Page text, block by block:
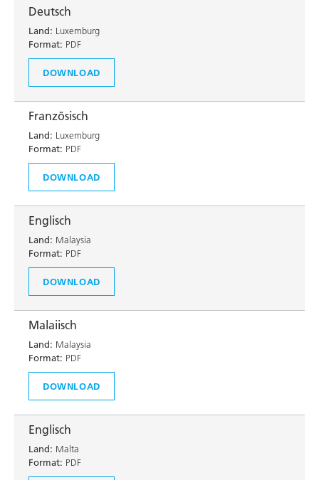
Deutsch
Land: Luxemburg
Format: PDF
DOWNLOAD
Französisch
Land: Luxemburg
Format: PDF
DOWNLOAD
Englisch
Land: Malaysia
Format: PDF
DOWNLOAD
Malaiisch
Land: Malaysia
Format: PDF
DOWNLOAD
Englisch
Land: Malta
Format: PDF